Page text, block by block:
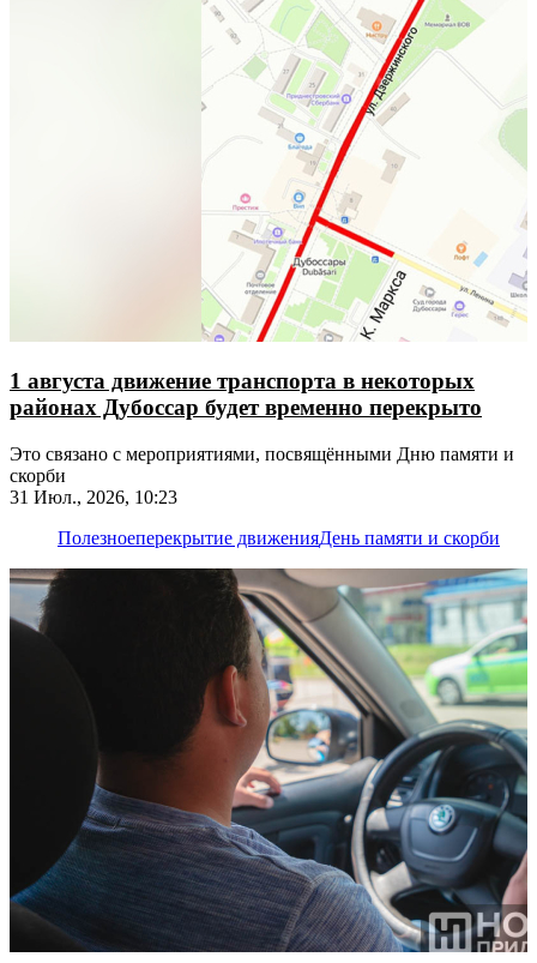
1 августа движение транспорта в некоторых
районах Дубоссар будет временно перекрыто
Это связано с мероприятиями, посвящёнными Дню памяти и
скорби
31 Июл., 2026, 10:23
Полезноеперекрытие движенияДень памяти и скорби